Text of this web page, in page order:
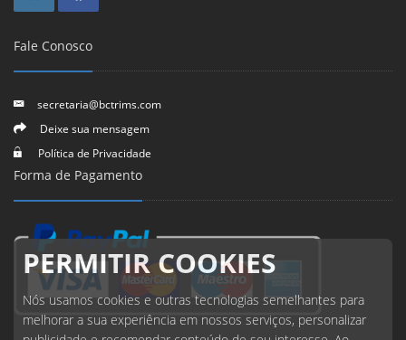
Fale Conosco
secretaria@bctrims.com
Deixe sua mensagem
Política de Privacidade
Forma de Pagamento
PERMITIR COOKIES
Nós usamos cookies e outras tecnologias semelhantes para
melhorar a sua experiência em nossos serviços, personalizar